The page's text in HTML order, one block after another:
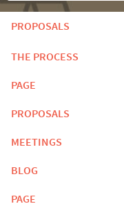
PROPOSALS
THE PROCESS
PAGE
PROPOSALS
MEETINGS
BLOG
PAGE